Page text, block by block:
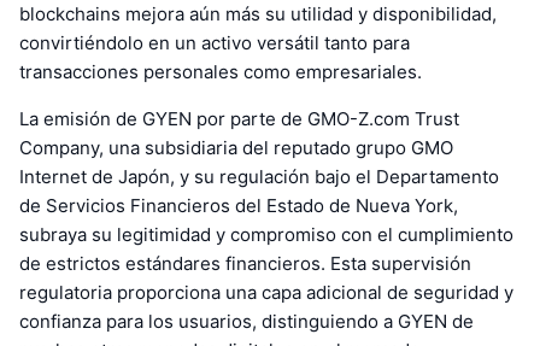
blockchains mejora aún más su utilidad y disponibilidad,
convirtiéndolo en un activo versátil tanto para
transacciones personales como empresariales.
La emisión de GYEN por parte de GMO-Z.com Trust
Company, una subsidiaria del reputado grupo GMO
Internet de Japón, y su regulación bajo el Departamento
de Servicios Financieros del Estado de Nueva York,
subraya su legitimidad y compromiso con el cumplimiento
de estrictos estándares financieros. Esta supervisión
regulatoria proporciona una capa adicional de seguridad y
confianza para los usuarios, distinguiendo a GYEN de